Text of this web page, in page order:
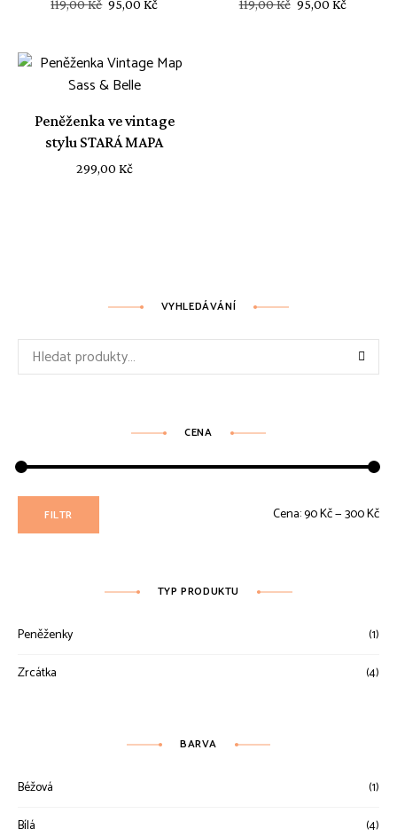
119,00Kč Původní
119,00 Kč.
95,00KčAktuální
95,00 Kč.
119,00Kč Původní
95,00 KčAktuální
Peněženka ve vintage
stylu STARÁ MAPA
299,00 Kč
VYHLEDÁVÁNÍ
Hledat:
CENA
FILTR Cena:90 Kč—300 Kč
TYP PRODUKTU
Peněženky (1)
Zrcátka (4)
BARVA
Béžová (1)
Bílá (4)